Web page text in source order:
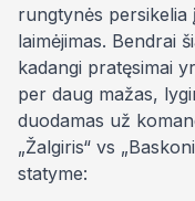
rungtynės persikelia
laimėjimas. Bendrai
kadangi pratęsimai
per daug mažas,
duodamas už
„Žalgiris“ vs
statyme: